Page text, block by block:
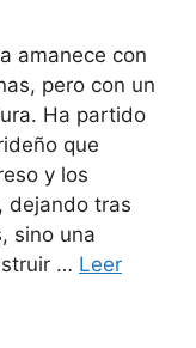
amanece con
pero con un
Ha partido
que
y los
dejando tras
sino una
… Leer